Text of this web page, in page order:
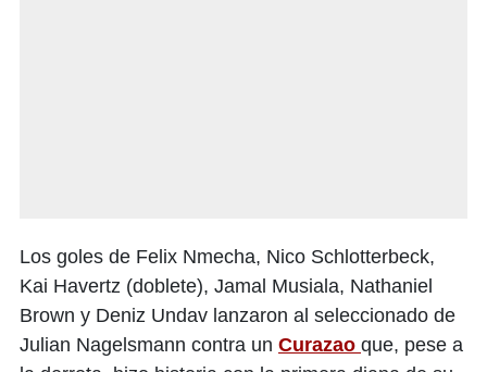
Los goles de Felix Nmecha, Nico Schlotterbeck,
Kai Havertz (doblete), Jamal Musiala, Nathaniel
Brown y Deniz Undav lanzaron al seleccionado de
Julian Nagelsmann contra un Curazao que, pese a